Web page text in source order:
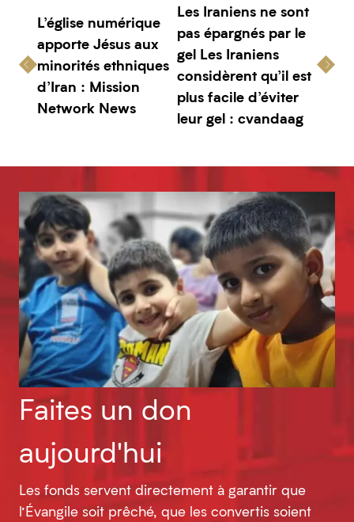
L’église numérique
apporte Jésus aux
minorités ethniques
d’Iran : Mission
Network News
Les Iraniens ne sont
pas épargnés par le
gel Les Iraniens
considèrent qu’il est
plus facile d’éviter
leur gel : cvandaag
Faites un don
aujourd'hui
Les fonds servent directement à garantir que
l’Évangile soit prêché, que les convertis soient